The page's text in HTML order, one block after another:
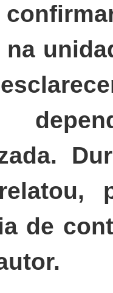
na
de